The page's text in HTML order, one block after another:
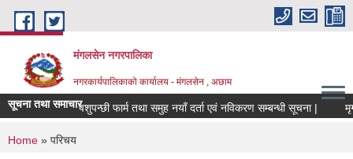
Skip to main content
मंगलसेन नगरपालिका
नगरकार्यपालिकाको कार्यालय - मंगलसेन , अछाम
सूचना तथा समाचारपशुपन्छी फार्म तथा समुह नयाँ दर्ता एवं नविकरण सम्बन्धी सूचना |
You are here
Home » परिचय